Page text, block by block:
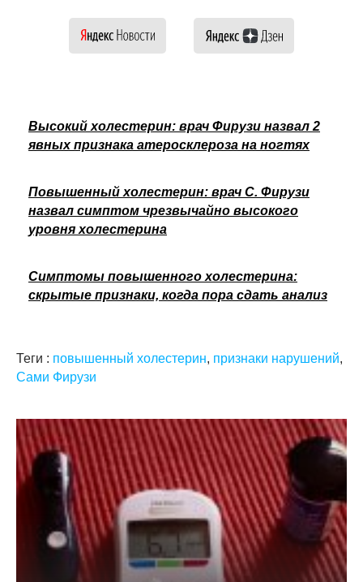
Высокий холестерин: врач Фирузи назвал 2
явных признака атеросклероза на ногтях
Повышенный холестерин: врач С. Фирузи
назвал симптом чрезвычайно высокого
уровня холестерина
Симптомы повышенного холестерина:
скрытые признаки, когда пора сдать анализ
Теги : повышенный холестерин, признаки нарушений,
Сами Фирузи